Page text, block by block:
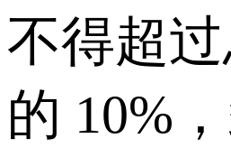
不得超
的 10%